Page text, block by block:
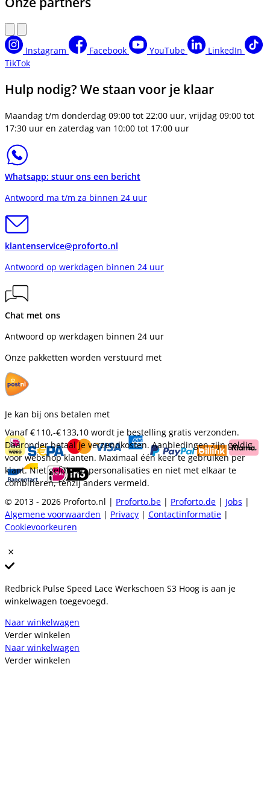
Instagram Facebook YouTube
LinkedIn
TikTok
Hulp nodig? We staan voor je klaar
Maandag t/m donderdag 09:00 tot 22:00 uur, vrijdag 09:00 tot
17:30 uur en zaterdag van 10:00 tot 17:00 uur
Whatsapp: stuur ons een bericht
Antwoord ma t/m za binnen 24 uur
klantenservice@proforto.nl
Antwoord op werkdagen binnen 24 uur
Chat met ons
Antwoord op werkdagen binnen 24 uur
Onze pakketten worden verstuurd met
Je kan bij ons betalen met
Vanaf€ 110,-€ 133,10 wordt je bestelling gratis verzonden.
Daaronder betaal je verzendkosten. Aanbiedingen zijn geldig
voor webshop klanten. Maximaal één keer te gebruiken per
klant. Niet geldig op personalisaties en niet met elkaar te
combineren, tenzij anders vermeld.
© 2013 - 2026 Proforto.nl | Proforto.be | Proforto.de | Jobs |
Algemene voorwaarden | Privacy | Contactinformatie |
Cookievoorkeuren
Redbrick Pulse Speed Lace Werkschoen S3 Hoog is aan je
winkelwagen toegevoegd.
Naar winkelwagen
Verder winkelen
Naar winkelwagen
Verder winkelen